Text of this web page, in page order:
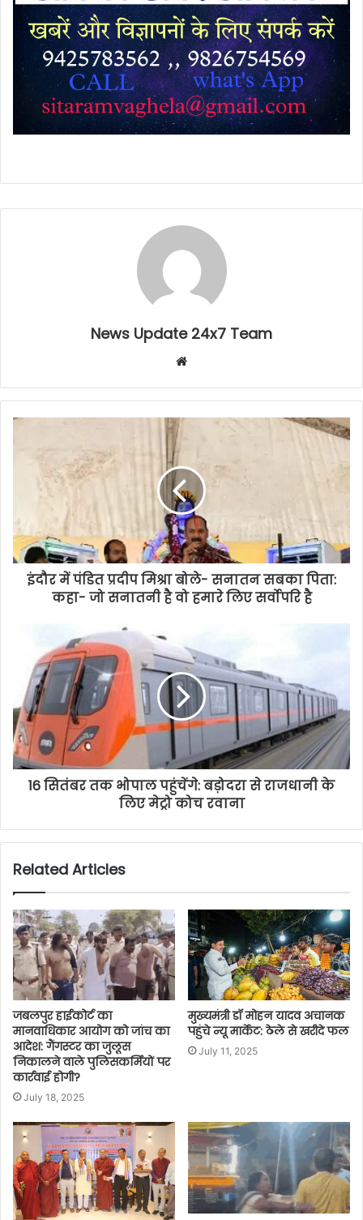
News Update 24x7 Team
Website
इंदौर में पंडित प्रदीप मिश्रा बोले- सनातन सबका पिता:
कहा- जो सनातनी है वो हमारे लिए सर्वोपरि है
16 सितंबर तक भोपाल पहुंचेंगे: बड़ोदरा से राजधानी के
लिए मेट्रो कोच रवाना
Related Articles
जबलपुर हाईकोर्ट का
मानवाधिकार आयोग को जांच का
आदेश: गैंगस्टर का जुलूस
निकालने वाले पुलिसकर्मियों पर
कार्रवाई होगी?
July 18, 2025
मुख्यमंत्री डॉ मोहन यादव अचानक
पहुंचे न्यू मार्केट: ठेले से खरीदे फल
July 11, 2025